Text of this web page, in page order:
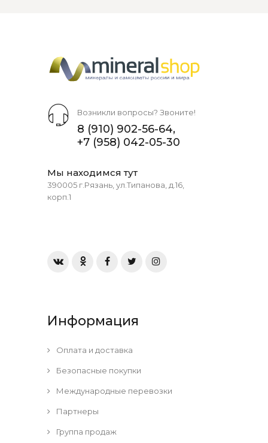
Возникли вопросы? Звоните!
8 (910) 902-56-64,
+7 (958) 042-05-30
Мы находимся тут
390005 г.Рязань, ул.Типанова, д.16,
корп.1
Информация
Оплата и доставка
Безопасные покупки
Международные перевозки
Партнеры
Группа продаж